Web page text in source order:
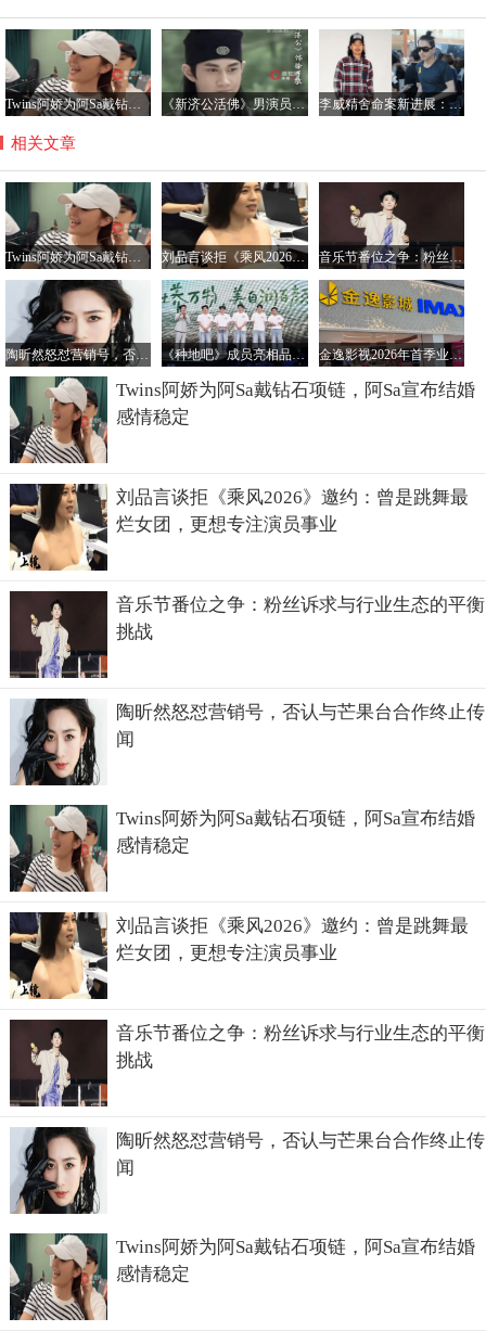
《新济公活佛》男演员何明翰自曝患间歇性房颤：或因工作强度大，生活作息不规律 李威精舍命案新进展：受害人家属达成和解 盼法院从轻判决
相关文章
刘品言谈拒《乘风2026》邀约：曾是跳舞最烂女团，更想专注演员事业
陶昕然怒怼营销号，否认与芒果台合作终止传闻 《种地吧》成员亮相品牌发布会 官宣第四季冠名合作 金逸影视2026年首季业绩下滑，电影市场整体低迷
Twins阿娇为阿Sa戴钻石项链，阿Sa宣布结婚
感情稳定
刘品言谈拒《乘风2026》邀约：曾是跳舞最
烂女团，更想专注演员事业
音乐节番位之争：粉丝诉求与行业生态的平衡
挑战
陶昕然怒怼营销号，否认与芒果台合作终止传
闻
Twins阿娇为阿Sa戴钻石项链，阿Sa宣布结婚
感情稳定
刘品言谈拒《乘风2026》邀约：曾是跳舞最
烂女团，更想专注演员事业
音乐节番位之争：粉丝诉求与行业生态的平衡
挑战
陶昕然怒怼营销号，否认与芒果台合作终止传
闻
Twins阿娇为阿Sa戴钻石项链，阿Sa宣布结婚
感情稳定